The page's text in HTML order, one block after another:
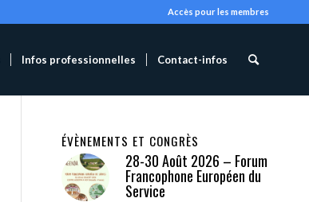
Accès pour les membres
Infos professionnelles Contact-infos
ÉVÈNEMENTS ET CONGRÈS
28-30 Août 2026 – Forum
Francophone Européen du
Service